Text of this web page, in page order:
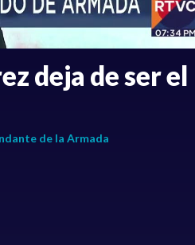
deja de ser el
de la Armada